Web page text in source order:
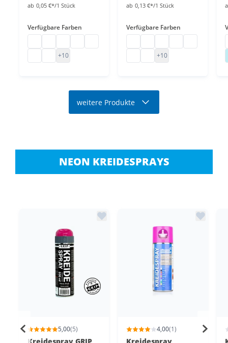
ab 0,05 €*/1 Stück
Verfügbare Farben
Tyvek Bänder unbedruckt
Papier Eintrittsbänder
+10
ab 0,13 €*/1 Stück
Verfügbare Farben
Kontrollbändchen 1-farbig
Einlassbänder 19 mm
+10
weitere Produkte
NEON KREIDESPRAYS
5,00(5) 4,00(1)